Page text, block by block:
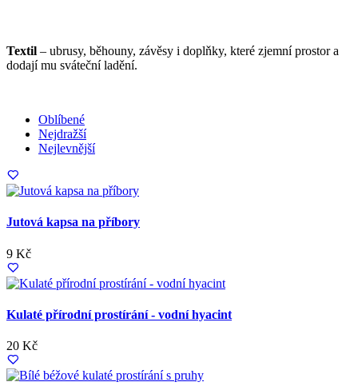
Textil – ubrusy, běhouny, závěsy i doplňky, které zjemní prostor a
dodají mu sváteční ladění.
Oblíbené
Nejdražší
Nejlevnější
Jutová kapsa na příbory
9 Kč
Kulaté přírodní prostírání - vodní hyacint
20 Kč